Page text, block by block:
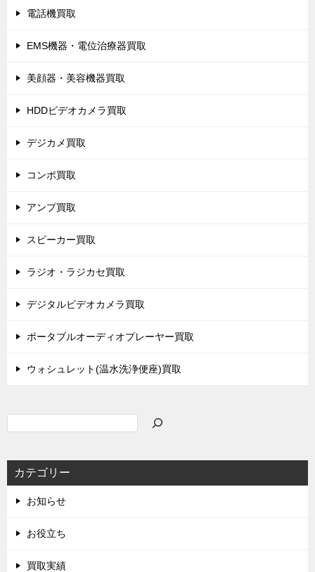
電話機買取
EMS機器・電位治療器買取
美顔器・美容機器買取
HDDビデオカメラ買取
デジカメ買取
コンポ買取
アンプ買取
スピーカー買取
ラジオ・ラジカセ買取
デジタルビデオカメラ買取
ポータブルオーディオプレーヤー買取
ウォシュレット(温水洗浄便座)買取
カテゴリー
お知らせ
お役立ち
買取実績